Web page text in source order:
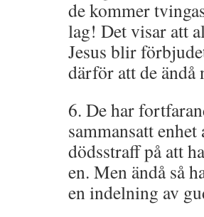
de kommer
lag! Det visar att
Jesus blir
därför att de ändå
6. De har
sammansatt
dödsstraff på att
en. Men ändå så
en indelning av